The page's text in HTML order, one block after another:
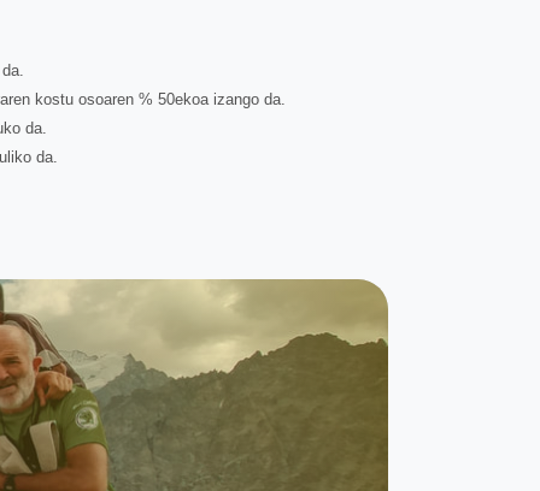
kostu osoaren % 50ekoa izango da.
da.
da.